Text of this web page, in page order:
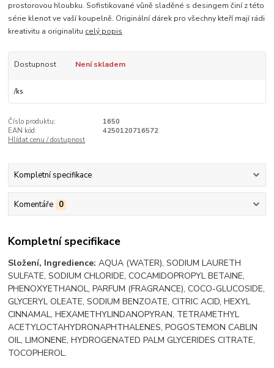
prostorovou hloubku. Sofistikované vůně sladěné s desingem činí z této
série klenot ve vaší koupelně. Originální dárek pro všechny kteří mají rádi
kreativitu a originalitu celý popis
Dostupnost Není skladem
/ks
Číslo produktu:
1650
EAN kód:
4250120716572
Hlídat cenu / dostupnost
Kompletní specifikace
Komentáře 0
Kompletní specifikace
Složení, Ingredience: AQUA (WATER), SODIUM LAURETH
SULFATE, SODIUM CHLORIDE, COCAMIDOPROPYL BETAINE,
PHENOXYETHANOL, PARFUM (FRAGRANCE), COCO-GLUCOSIDE,
GLYCERYL OLEATE, SODIUM BENZOATE, CITRIC ACID, HEXYL
CINNAMAL, HEXAMETHYLINDANOPYRAN, TETRAMETHYL
ACETYLOCTAHYDRONAPHTHALENES, POGOSTEMON CABLIN
OIL, LIMONENE, HYDROGENATED PALM GLYCERIDES CITRATE,
TOCOPHEROL.